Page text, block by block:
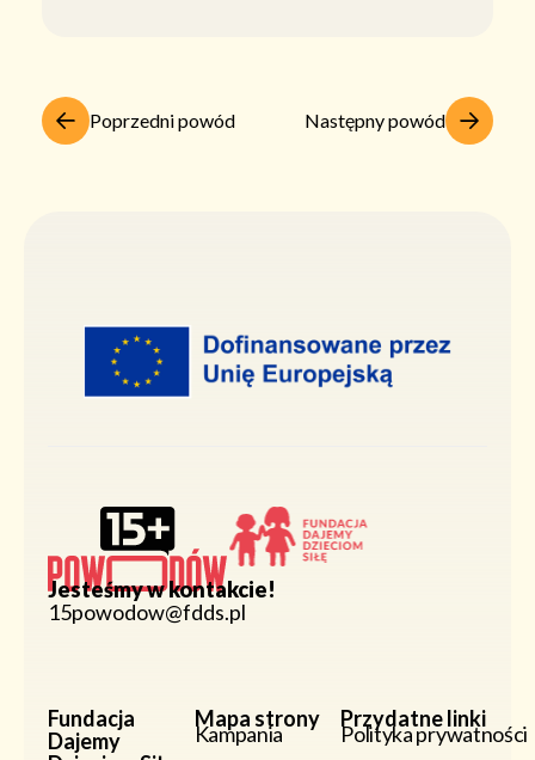
Poprzedni powód Następny powód
Jesteśmy w kontakcie!
15powodow@fdds.pl
Fundacja
Dajemy
Mapa strony
Kampania
Przydatne linki
Polityka prywatności